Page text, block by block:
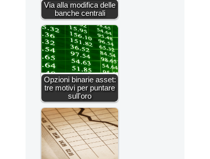
Via alla modifica delle
banche centrali
Opzioni binarie asset:
tre motivi per puntare
sull'oro